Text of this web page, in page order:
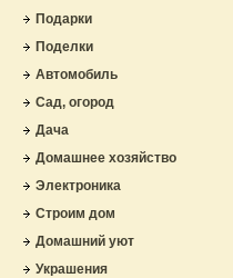
Подарки
Поделки
Автомобиль
Сад, огород
Дача
Домашнее хозяйство
Электроника
Строим дом
Домашний уют
Украшения